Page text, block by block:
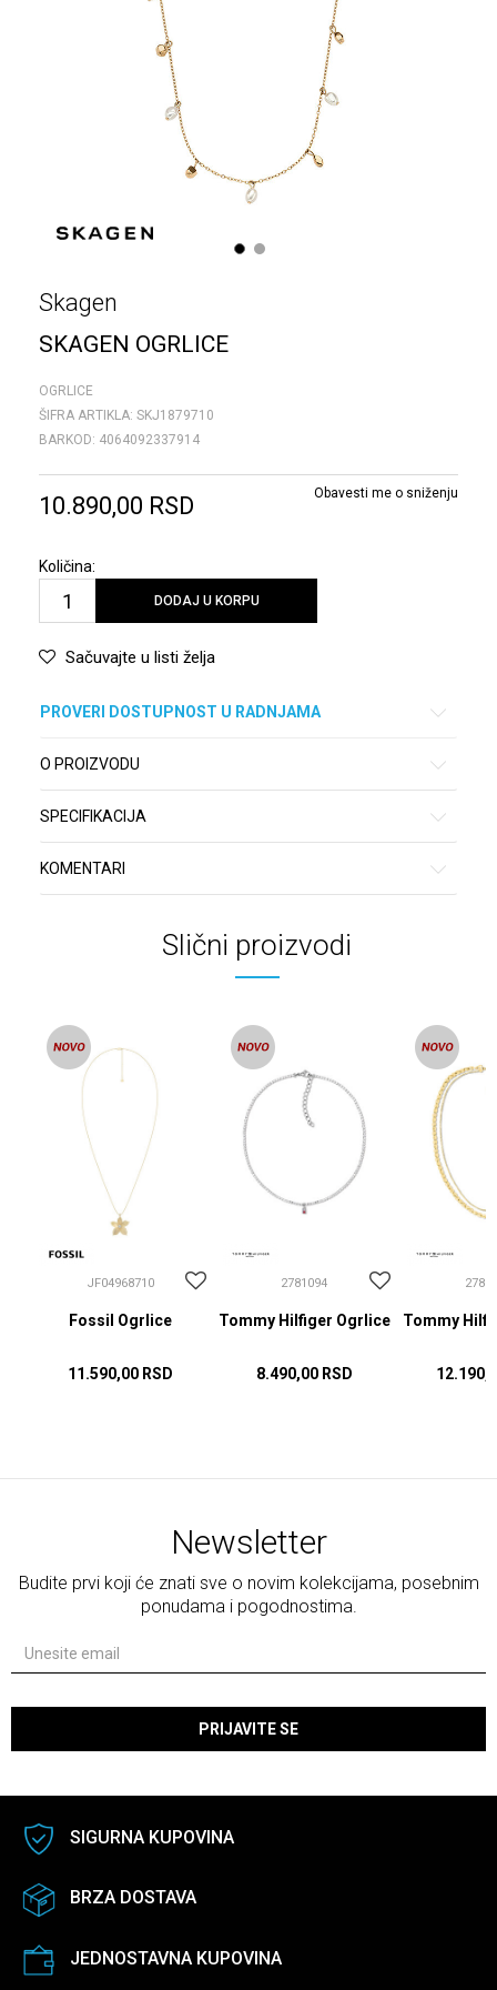
1 2
Skagen
SKAGEN OGRLICE
OGRLICE
ŠIFRA ARTIKLA: SKJ1879710
BARKOD: 4064092337914
10.890,00 RSD Obavesti me o sniženju
Količina:
DODAJ U KORPU
Sačuvajte u listi želja
PROVERI DOSTUPNOST U RADNJAMA
O PROIZVODU
SPECIFIKACIJA
KOMENTARI
Slični proizvodi
JF04968710
Fossil Ogrlice
11.590,00 RSD
2781094
Tommy Hilfiger Ogrlice
8.490,00 RSD
Tommy
Newsletter
Budite prvi koji će znati sve o novim kolekcijama, posebnim
ponudama i pogodnostima.
PRIJAVITE SE
SIGURNA KUPOVINA
BRZA DOSTAVA
JEDNOSTAVNA KUPOVINA